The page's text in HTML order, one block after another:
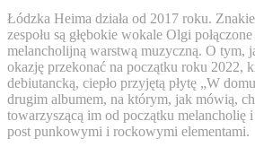
Łódzka Heima działa od 2017 roku.
zespołu są głębokie wokale Olgi
melancholijną warstwą muzyczną. O tym,
okazję przekonać na początku roku 2022,
debiutancką, ciepło przyjętą płytę „W
drugim albumem, na którym, jak mówią,
towarzyszącą im od początku melancholię
post punkowymi i rockowymi elementami.